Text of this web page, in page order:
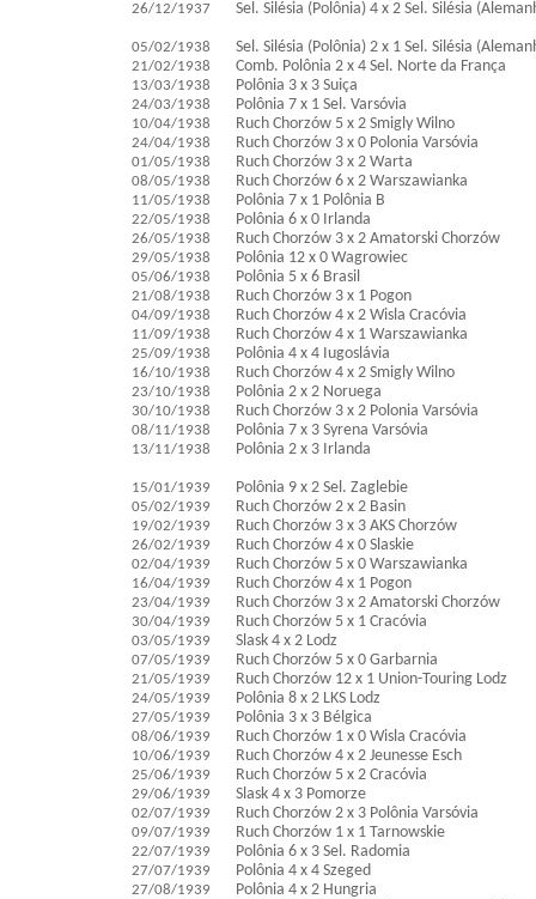
26/12/1937
05/02/1938
21/02/1938
13/03/1938
24/03/1938
10/04/1938
24/04/1938
01/05/1938
08/05/1938
11/05/1938
22/05/1938
26/05/1938
29/05/1938
05/06/1938
21/08/1938
04/09/1938
11/09/1938
25/09/1938
16/10/1938
23/10/1938
30/10/1938
08/11/1938
13/11/1938
15/01/1939
05/02/1939
19/02/1939
26/02/1939
02/04/1939
16/04/1939
23/04/1939
30/04/1939
03/05/1939
07/05/1939
21/05/1939
24/05/1939
27/05/1939
08/06/1939
10/06/1939
25/06/1939
29/06/1939
02/07/1939
09/07/1939
22/07/1939
27/07/1939
27/08/1939
Sel. Silésia (Polônia) 4 x 2 Sel. Silésia
Sel. Silésia (Polônia) 2 x 1 Sel. Silésia
Comb. Polônia 2 x 4 Sel. Norte da França
Polônia 3 x 3 Suiça
Polônia 7 x 1 Sel. Varsóvia
Ruch Chorzów 5 x 2 Smigly Wilno
Ruch Chorzów 3 x 0 Polonia Varsóvia
Ruch Chorzów 3 x 2 Warta
Ruch Chorzów 6 x 2 Warszawianka
Polônia 7 x 1 Polônia B
Polônia 6 x 0 Irlanda
Ruch Chorzów 3 x 2 Amatorski Chorzów
Polônia 12 x 0 Wagrowiec
Polônia 5 x 6 Brasil
Ruch Chorzów 3 x 1 Pogon
Ruch Chorzów 4 x 2 Wisla Cracóvia
Ruch Chorzów 4 x 1 Warszawianka
Polônia 4 x 4 Iugoslávia
Ruch Chorzów 4 x 2 Smigly Wilno
Polônia 2 x 2 Noruega
Ruch Chorzów 3 x 2 Polonia Varsóvia
Polônia 7 x 3 Syrena Varsóvia
Polônia 2 x 3 Irlanda
Polônia 9 x 2 Sel. Zaglebie
Ruch Chorzów 2 x 2 Basin
Ruch Chorzów 3 x 3 AKS Chorzów
Ruch Chorzów 4 x 0 Slaskie
Ruch Chorzów 5 x 0 Warszawianka
Ruch Chorzów 4 x 1 Pogon
Ruch Chorzów 3 x 2 Amatorski Chorzów
Ruch Chorzów 5 x 1 Cracóvia
Slask 4 x 2 Lodz
Ruch Chorzów 5 x 0 Garbarnia
Ruch Chorzów 12 x 1 Union-Touring Lodz
Polônia 8 x 2 LKS Lodz
Polônia 3 x 3 Bélgica
Ruch Chorzów 1 x 0 Wisla Cracóvia
Ruch Chorzów 4 x 2 Jeunesse Esch
Ruch Chorzów 5 x 2 Cracóvia
Slask 4 x 3 Pomorze
Ruch Chorzów 2 x 3 Polônia Varsóvia
Ruch Chorzów 1 x 1 Tarnowskie
Polônia 6 x 3 Sel. Radomia
Polônia 4 x 4 Szeged
Polônia 4 x 2 Hungria